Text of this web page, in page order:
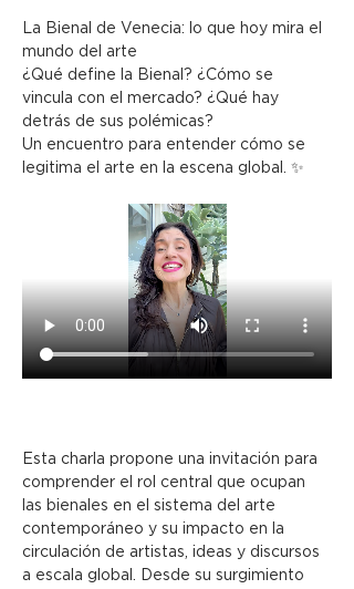
La Bienal de Venecia: lo que hoy mira el
mundo del arte
¿Qué define la Bienal? ¿Cómo se
vincula con el mercado? ¿Qué hay
detrás de sus polémicas?
Un encuentro para entender cómo se
legitima el arte en la escena global. ✨
Esta charla propone una invitación para
comprender el rol central que ocupan
las bienales en el sistema del arte
contemporáneo y su impacto en la
circulación de artistas, ideas y discursos
a escala global. Desde su surgimiento